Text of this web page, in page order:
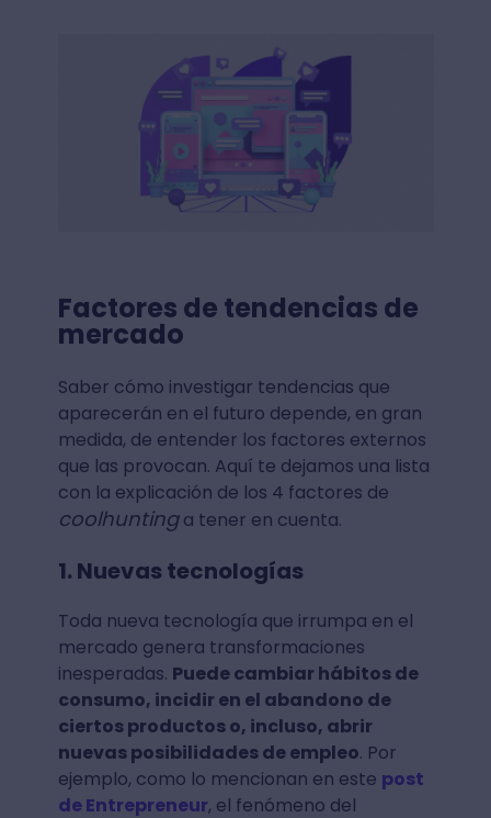
Factores de tendencias de
mercado
Saber cómo investigar tendencias que
aparecerán en el futuro depende, en gran
medida, de entender los factores externos
que las provocan. Aquí te dejamos una lista
con la explicación de los 4 factores de
coolhuntinga tener en cuenta.
1. Nuevas tecnologías
Toda nueva tecnología que irrumpa en el
mercado genera transformaciones
inesperadas. Puede cambiar hábitos de
consumo, incidir en el abandono de
ciertos productos o, incluso, abrir
nuevas posibilidades de empleo. Por
ejemplo, como lo mencionan en este post
de Entrepreneur, el fenómeno del